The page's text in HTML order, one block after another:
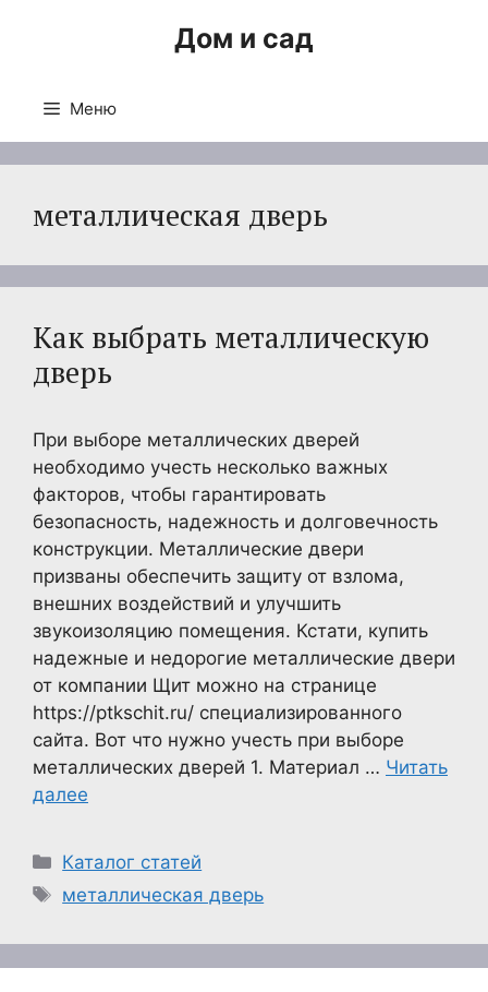
Дом и сад
Меню
металлическая дверь
Как выбрать металлическую
дверь
При выборе металлических дверей
необходимо учесть несколько важных
факторов, чтобы гарантировать
безопасность, надежность и долговечность
конструкции. Металлические двери
призваны обеспечить защиту от взлома,
внешних воздействий и улучшить
звукоизоляцию помещения. Кстати, купить
надежные и недорогие металлические двери
от компании Щит можно на странице
https://ptkschit.ru/ специализированного
сайта. Вот что нужно учесть при выборе
металлических дверей 1. Материал … Читать
далее
Рубрики
Каталог статей
Метки
металлическая дверь